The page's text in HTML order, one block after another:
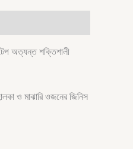
অত্যন্ত শক্তিশালী
ও মাঝারি ওজনের জিনিস